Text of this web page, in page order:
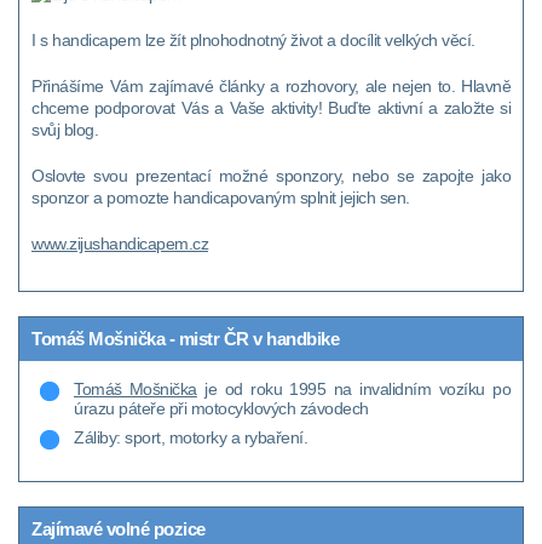
I s handicapem lze žít plnohodnotný život a docílit velkých věcí.
Přinášíme Vám zajímavé články a rozhovory, ale nejen to. Hlavně
chceme podporovat Vás a Vaše aktivity! Buďte aktivní a založte si
svůj blog.
Oslovte svou prezentací možné sponzory, nebo se zapojte jako
sponzor a pomozte handicapovaným splnit jejich sen.
www.zijushandicapem.cz
Tomáš Mošnička - mistr ČR v handbike
Tomáš Mošnička je od roku 1995 na invalidním vozíku po
úrazu páteře při motocyklových závodech
Záliby: sport, motorky a rybaření.
Zajímavé volné pozice